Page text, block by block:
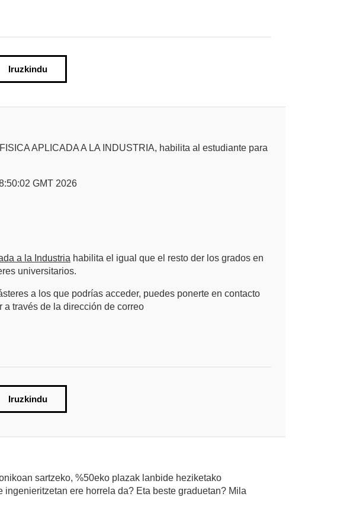
Iruzkindu
APLICADA A LA INDUSTRIA, habilita al estudiante para
GMT 2026
a la Industria habilita el igual que el resto der los grados en
universitarios.
a los que podrías acceder, puedes ponerte en contacto
través de la dirección de correo
Iruzkindu
sartzeko, %50eko plazak lanbide heziketako
ingenieritzetan ere horrela da? Eta beste graduetan? Mila